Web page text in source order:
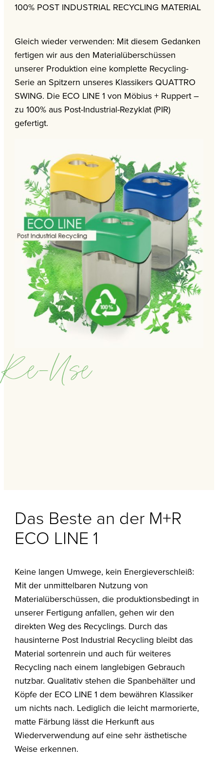
100% POST INDUSTRIAL RECYCLING MATERIAL
Gleich wieder verwenden: Mit diesem Gedanken
fertigen wir aus den Materialüberschüssen
unserer Produktion eine komplette Recycling-
Serie an Spitzern unseres Klassikers QUATTRO
SWING. Die ECO LINE 1 von Möbius + Ruppert –
zu 100% aus Post-Industrial-Rezyklat (PIR)
gefertigt.
Re-Use
Das Beste an der M+R
ECO LINE 1
Keine langen Umwege, kein Energieverschleiß:
Mit der unmittelbaren Nutzung von
Materialüberschüssen, die produktionsbedingt in
unserer Fertigung anfallen, gehen wir den
direkten Weg des Recyclings. Durch das
hausinterne Post Industrial Recycling bleibt das
Material sortenrein und auch für weiteres
Recycling nach einem langlebigen Gebrauch
nutzbar. Qualitativ stehen die Spanbehälter und
Köpfe der ECO LINE 1 dem bewähren Klassiker
um nichts nach. Lediglich die leicht marmorierte,
matte Färbung lässt die Herkunft aus
Wiederverwendung auf eine sehr ästhetische
Weise erkennen.